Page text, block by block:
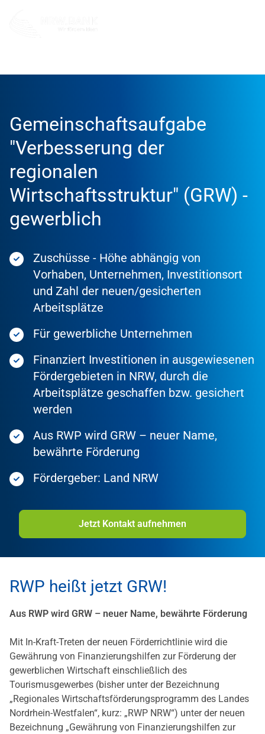
Gemeinschaftsaufgabe
"Verbesserung der
regionalen
Wirtschaftsstruktur" (GRW) -
gewerblich
Zuschüsse - Höhe abhängig von
Vorhaben, Unternehmen, Investitionsort
und Zahl der neuen/gesicherten
Arbeitsplätze
Für gewerbliche Unternehmen
Finanziert Investitionen in ausgewiesenen
Fördergebieten in NRW, durch die
Arbeitsplätze geschaffen bzw. gesichert
werden
Aus RWP wird GRW – neuer Name,
bewährte Förderung
Fördergeber: Land NRW
Jetzt Kontakt aufnehmen
RWP heißt jetzt GRW!
Aus RWP wird GRW – neuer Name, bewährte Förderung
Mit In-Kraft-Treten der neuen Förderrichtlinie wird die
Gewährung von Finanzierungshilfen zur Förderung der
gewerblichen Wirtschaft einschließlich des
Tourismusgewerbes (bisher unter der Bezeichnung
„Regionales Wirtschaftsförderungsprogramm des Landes
Nordrhein-Westfalen“, kurz: „RWP NRW“) unter der neuen
Bezeichnung „Gewährung von Finanzie­rungshilfen zur